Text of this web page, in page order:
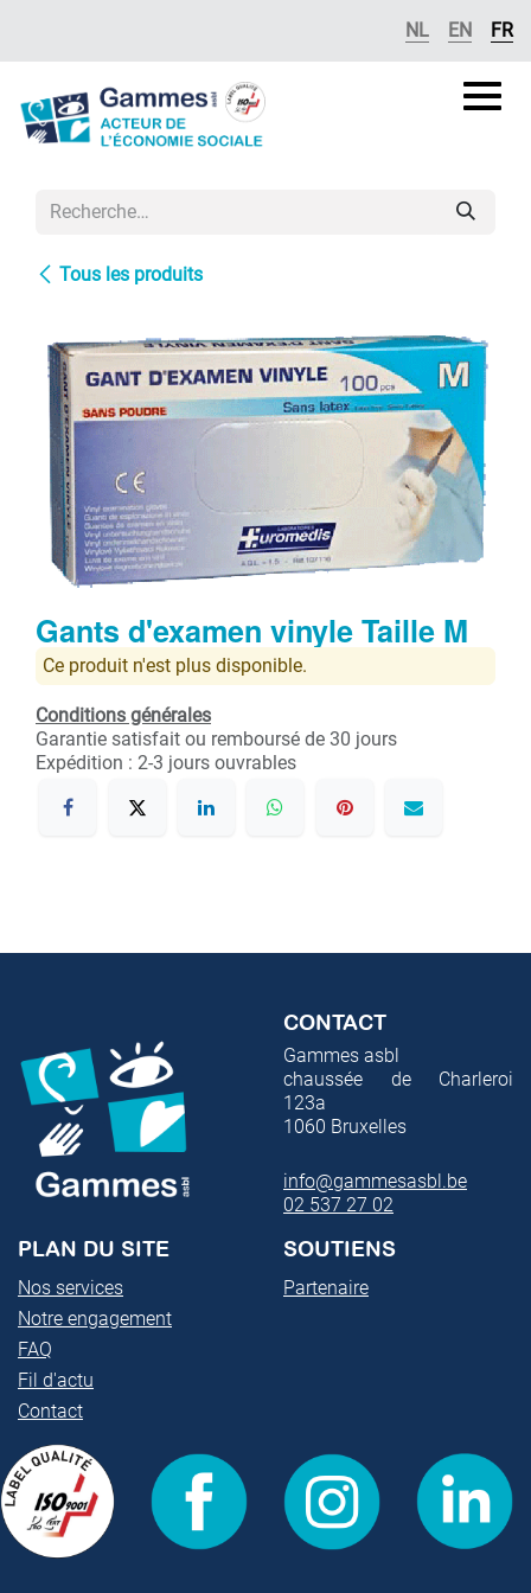
NL EN FR
Gammes
asbl
Tous les produits
Gants d'examen vinyle Taille M
Ce produit n'est plus disponible.
Conditions générales
Garantie satisfait ou remboursé de 30 jours
Expédition : 2-3 jours ouvrables
CONTACT
Gammes asbl
chaussée de Charleroi
123a
1060 Bruxelles
info@gammesasbl.be
02 537 27 02
PLAN DU SITE
Nos services
Notre engagement
FAQ
Fil d'actu
Contact
SOUTIENS
Partenaire